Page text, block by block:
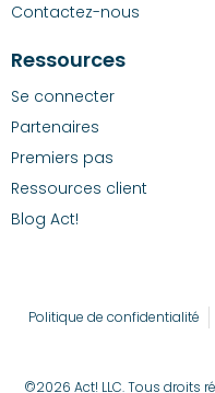
Contactez-nous
Ressources
Se connecter
Partenaires
Premiers pas
Ressources client
Blog Act!
Politique de confidentialité
©2026 Act! LLC. Tous droits